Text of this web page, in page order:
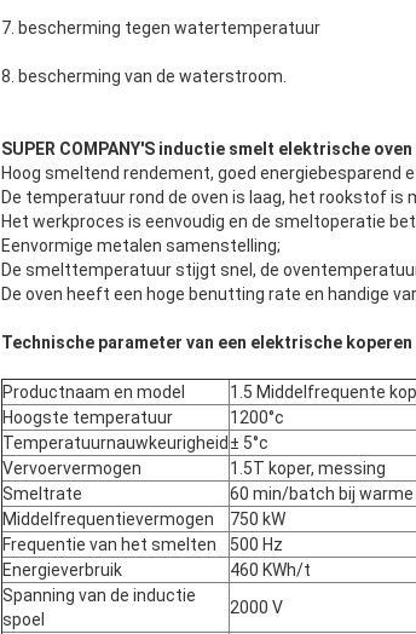
7. bescherming tegen watertemperatuur
8. bescherming van de waterstroom.
SUPER COMPANY'S inductie smelt elektrische
Hoog smeltend rendement, goed
De temperatuur rond de oven is laag, het rookstof is
Het werkproces is eenvoudig en de smeltoperatie
Eenvormige metalen samenstelling;
De smelttemperatuur stijgt snel, de
De oven heeft een hoge benutting rate en handige
Technische parameter van een elektrische
Productnaam en model
1.5 Middelfrequente
Hoogste temperatuur
1200°c
Temperatuurnauwkeurigheid ± 5°c
Vervoervermogen
1.5T koper, messing
Smeltrate
60 min/batch bij
Middelfrequentievermogen
750 kW
Frequentie van het smelten
500 Hz
Energieverbruik
460 KWh/t
Spanning van de inductie
spoel
2000 V